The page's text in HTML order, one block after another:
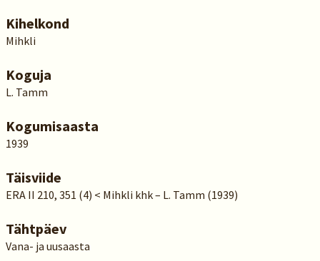
Kihelkond
Mihkli
Koguja
L. Tamm
Kogumisaasta
1939
Täisviide
ERA II 210, 351 (4) < Mihkli khk – L. Tamm (1939)
Tähtpäev
Vana- ja uusaasta